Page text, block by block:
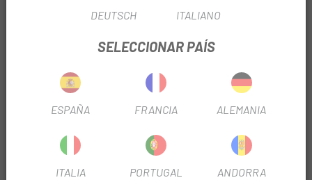
- Calas destinadas a las generaciones anteriores al
Standard Kéo.
mercado.
DEUTSCH ITALIANO
SELECCIONAR PAÍS
ESPAÑA FRANCIA ALEMANIA
ITALIA PORTUGAL ANDORRA